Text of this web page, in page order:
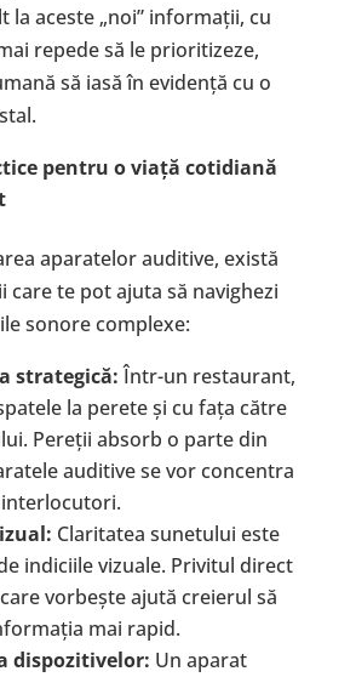
la aceste „noi” informații, cu
repede să le prioritizeze,
să iasă în evidență cu o
pentru o viață cotidiană
aparatelor auditive, există
care te pot ajuta să navighezi
sonore complexe:
strategică:Într-un restaurant,
la perete și cu fața către
Pereții absorb o parte din
auditive se vor concentra
Claritatea sunetului este
indiciile vizuale. Privitul direct
vorbește ajută creierul să
mai rapid.
dispozitivelor: Un aparat